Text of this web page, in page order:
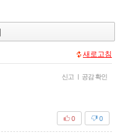
새로고침
신고 | 공감 확인
0
0